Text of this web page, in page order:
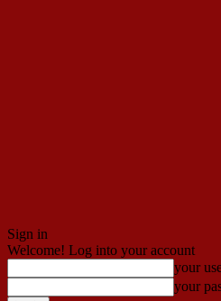
Sign in
Welcome! Log into your account
your
your